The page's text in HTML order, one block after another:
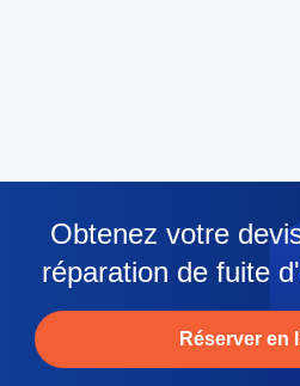
Obtenez votre
réparation de fuite
Réserver en